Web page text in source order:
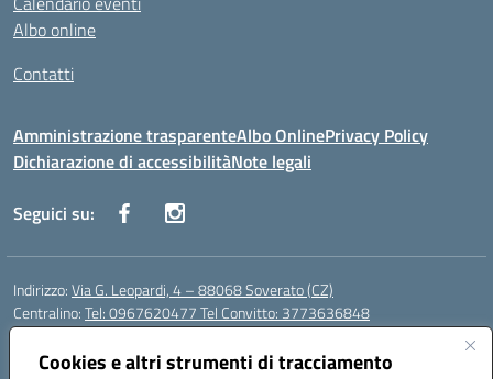
Cookies e altri strumenti di tracciamento
Albo online
Contatti
Amministrazione trasparenteAlbo OnlinePrivacy Policy
Dichiarazione di accessibilitàNote legali
Seguici su:
Indirizzo:Via G. Leopardi, 4 – 88068 Soverato (CZ)
Centralino:Tel: 0967620477 Tel Convitto: 3773636848
Email:
Posta elettronica certificata (PEC):czrh04000q@pec.istruzione.it